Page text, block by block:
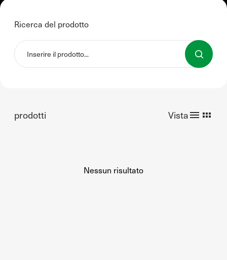
Ricerca del prodotto
prodotti Vista
Nessun risultato